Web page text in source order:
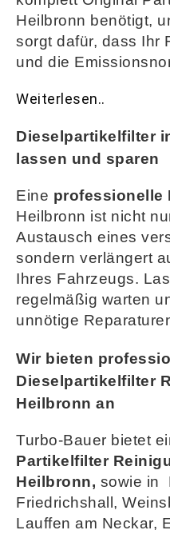
Heilbronn benötigt,
sorgt dafür, dass Ihr
und die
Weiterlesen..
Dieselpartikelfilter
lassen und sparen
Eine professionelle
Heilbronn ist nicht
Austausch eines
sondern verlängert
Ihres Fahrzeugs.
regelmäßig warten
unnötige
Wir bieten
Dieselpartikelfilter
Heilbronn an
Turbo-Bauer bietet
Partikelfilter
Heilbronn, sowie in
Friedrichshall,
Lauffen am Neckar,